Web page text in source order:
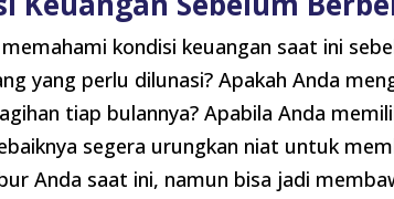
kondisi keuangan saat ini
yang perlu dilunasi? Apakah Anda
tiap bulannya? Apabila Anda
segera urungkan niat untuk
Anda saat ini, namun bisa jadi